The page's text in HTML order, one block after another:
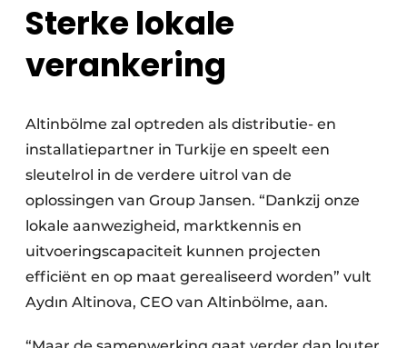
Sterke lokale
verankering
Altinbölme zal optreden als distributie- en
installatiepartner in Turkije en speelt een
sleutelrol in de verdere uitrol van de
oplossingen van Group Jansen. “Dankzij onze
lokale aanwezigheid, marktkennis en
uitvoeringscapaciteit kunnen projecten
efficiënt en op maat gerealiseerd worden” vult
Aydın Altinova, CEO van Altinbölme, aan.